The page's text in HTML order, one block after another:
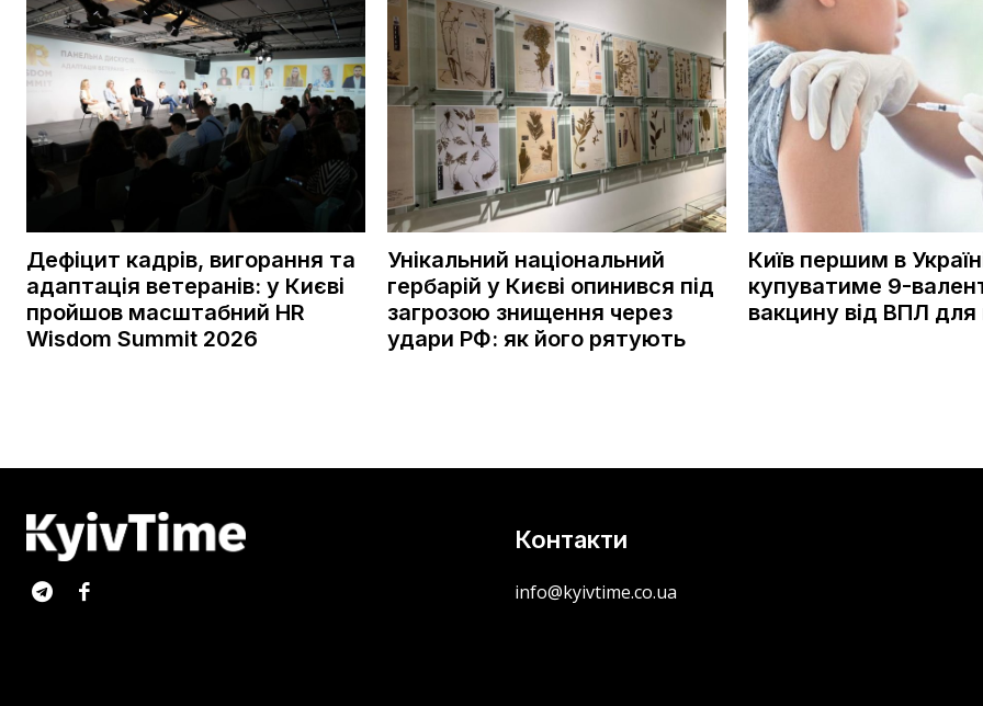
Дефіцит кадрів, вигорання та
адаптація ветеранів: у Києві
пройшов масштабний HR
Wisdom Summit 2026
Унікальний національний
гербарій у Києві опинився під
загрозою знищення через
удари РФ: як його рятують
Київ першим в
купуватиме 9-
вакцину від ВПЛ для
Контакти
info@kyivtime.co.ua